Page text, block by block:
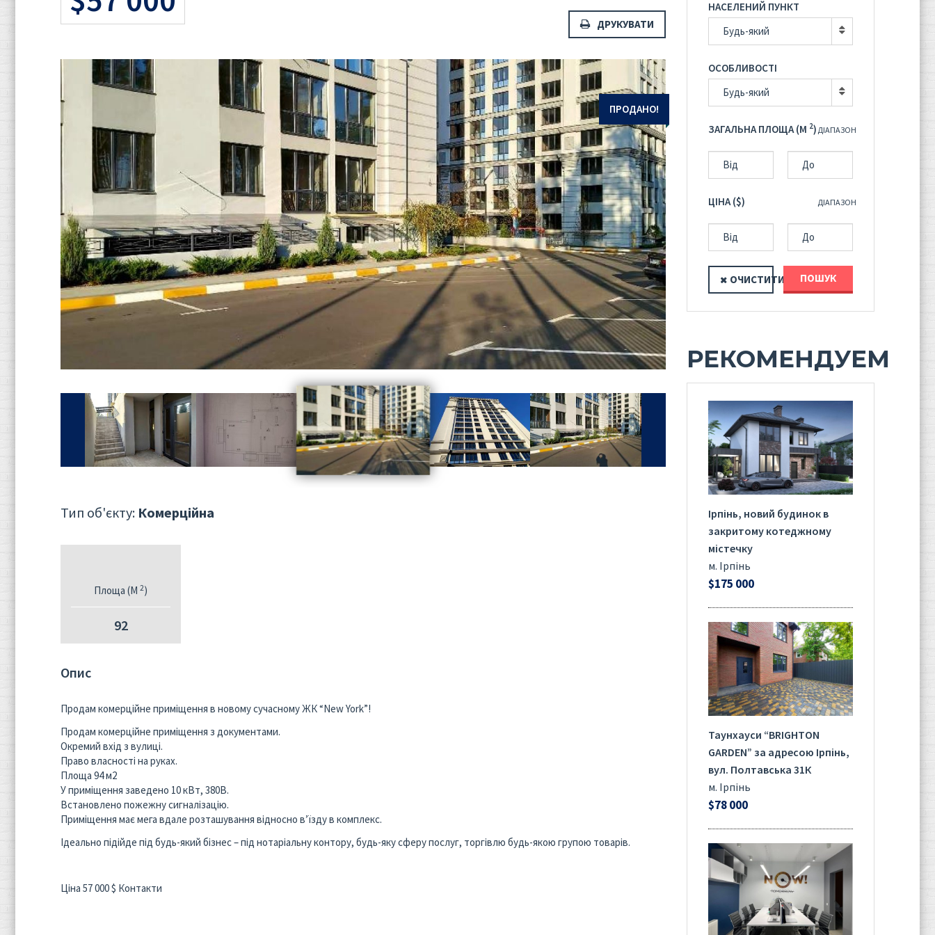
ДРУКУВАТИ
ПРОДАНО!
Тип об'єкту: Комерційна
Площа (M 2)
92
Опис
Продам комерційне приміщення в новому сучасному ЖК “New York”!
Продам комерційне приміщення з документами.
Окремий вхід з вулиці.
Право власності на руках.
Площа 94 м2
У приміщення заведено 10 кВт, 380В.
Встановлено пожежну сигналізацію.
Приміщення має мега вдале розташування відносно в’їзду в комплекс.
Ідеально підійде під будь-який бізнес – під нотаріальну контору, будь-яку сферу послуг, торгівлю будь-якою групою товарів.
Ціна 57 000 $ Контакти
НАСЕЛЕНИЙ ПУНКТ
Будь-який
ОСОБЛИВОСТІ
Будь-який
ЗАГАЛЬНА ПЛОЩА (M 2) ДІАПАЗОН
ЦІНА ($) ДІАПАЗОН
ОЧИСТИТИ ПОШУК
РЕКОМЕНДУЕМ
Ірпінь, новий будинок в
закритому котеджному
містечку
м. Ірпінь
$175 000
Таунхауси “BRIGHTON
GARDEN” за адресою Ірпінь,
вул. Полтавська 31К
м. Ірпінь
$78 000